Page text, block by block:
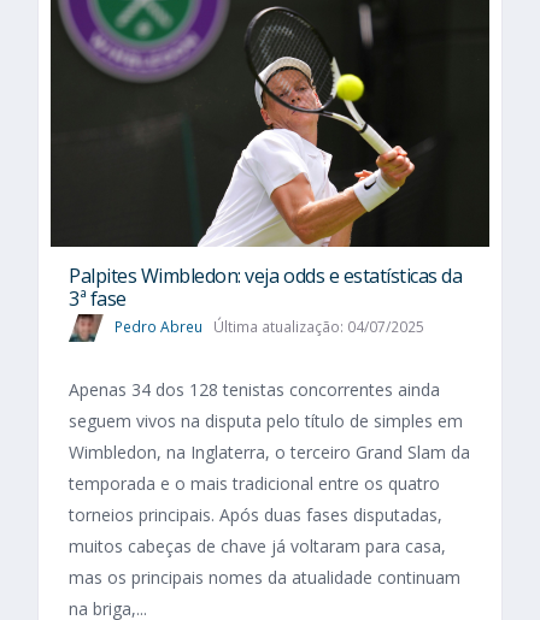
Palpites Wimbledon: veja odds e estatísticas da
3ª fase
Pedro Abreu Última atualização: 04/07/2025
Apenas 34 dos 128 tenistas concorrentes ainda
seguem vivos na disputa pelo título de simples em
Wimbledon, na Inglaterra, o terceiro Grand Slam da
temporada e o mais tradicional entre os quatro
torneios principais. Após duas fases disputadas,
muitos cabeças de chave já voltaram para casa,
mas os principais nomes da atualidade continuam
na briga,...